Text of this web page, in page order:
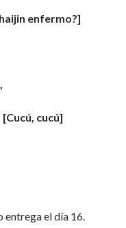
enfermo?]
cucú]
entrega el día 16.